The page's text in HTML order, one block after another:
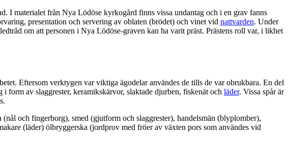
I materialet från Nya Lödöse kyrkogård finns vissa undantag och i en grav fanns
presentation och servering av oblaten (brödet) och vinet vid nattvarden. Under
om att personen i Nya Lödöse-graven kan ha varit präst. Prästens roll var, i likhet
Eftersom verktygen var viktiga ägodelar användes de tills de var obrukbara. En del
av slaggrester, keramikskärvor, slaktade djurben, fiskenät och läder. Vissa spår är
och fingerborg), smed (gjutform och slaggrester), handelsmän (blyplomber),
(läder) ölbryggerska (jordprov med fröer av växten pors som användes vid